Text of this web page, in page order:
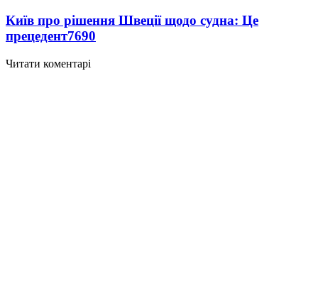
Київ про рішення Швеції щодо судна: Це
прецедент7690
Читати коментарі